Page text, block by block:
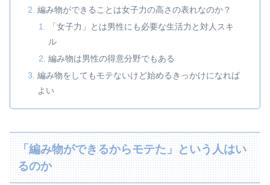
編み物ができることは女子力の高さの表れなのか？
「女子力」とは男性にも必要な生活力と対人スキ
ル
編み物は男性の得意分野でもある
編み物をしてもモテないけど始めるきっかけになれば
よい
「編み物ができるからモテた」という人はい
るのか